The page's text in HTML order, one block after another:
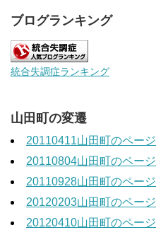
ブログランキング
統合失調症ランキング
山田町の変遷
20110411山田町のページ
20110804山田町のページ
20110928山田町のページ
20120203山田町のページ
20120410山田町のページ